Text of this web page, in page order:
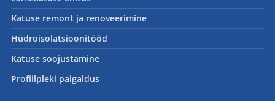
Katuse remont ja renoveerimine
Hüdroisolatsioonitööd
Katuse soojustamine
Profiilpleki paigaldus